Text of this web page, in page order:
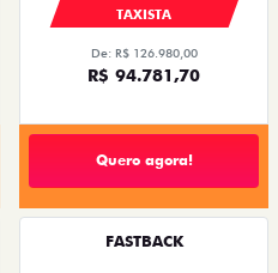
TAXISTA
De: R$ 126.980,00
R$ 94.781,70
Quero agora!
FASTBACK